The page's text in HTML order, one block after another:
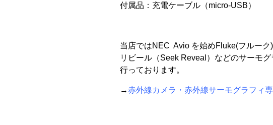
付属品：充電ケーブル（micro-USB）
当店ではNEC Avio を始めFluke(フルー
リビール（Seek Reveal）などのサーモ
行っております。
→赤外線カメラ・赤外線サーモグラフィ